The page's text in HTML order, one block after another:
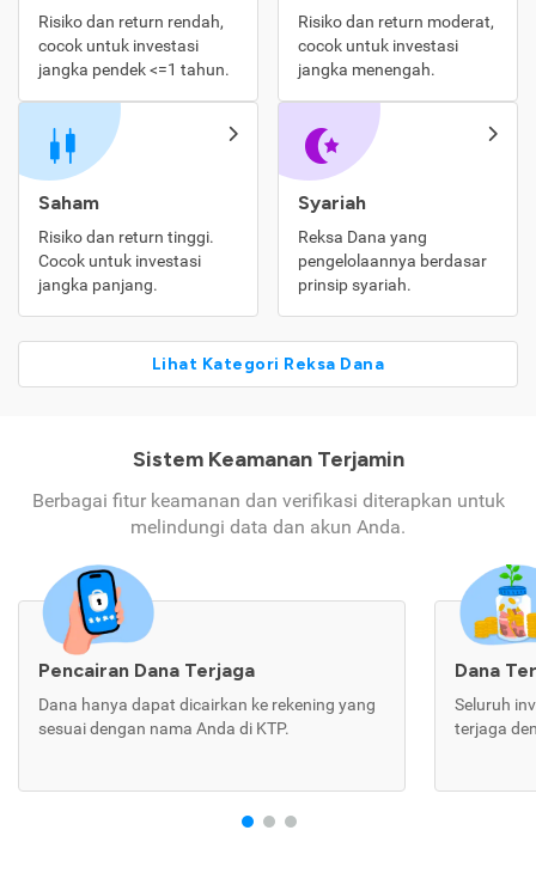
Risiko dan return rendah,
cocok untuk investasi
jangka pendek <=1 tahun.
Risiko dan return moderat,
cocok untuk investasi
jangka menengah.
Saham
Risiko dan return tinggi.
Cocok untuk investasi
jangka panjang.
Syariah
Reksa Dana yang
pengelolaannya berdasar
prinsip syariah.
Lihat Kategori Reksa Dana
Sistem Keamanan Terjamin
Berbagai fitur keamanan dan verifikasi diterapkan untuk
melindungi data dan akun Anda.
Pencairan Dana Terjaga
Dana hanya dapat dicairkan ke rekening yang
sesuai dengan nama Anda di KTP.
Dana
Seluruh
terjaga